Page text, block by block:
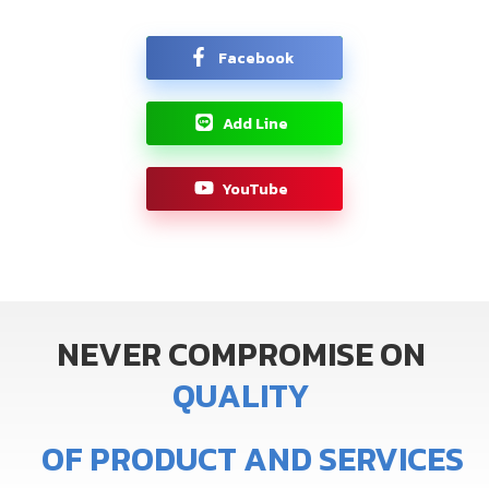
Facebook
Add Line
YouTube
NEVERCOMPROMISEON
QUALITY
OF PRODUCTANDSERVICES